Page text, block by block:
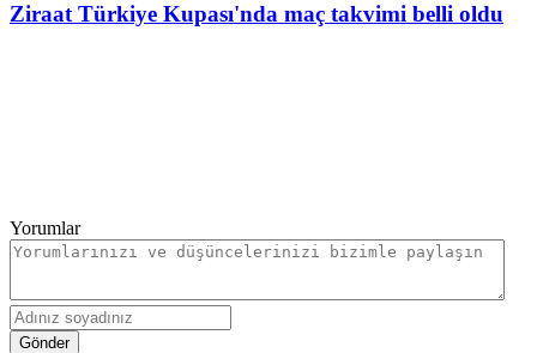
Ziraat Türkiye Kupası'nda maç takvimi belli oldu
Yorumlar
Gönder